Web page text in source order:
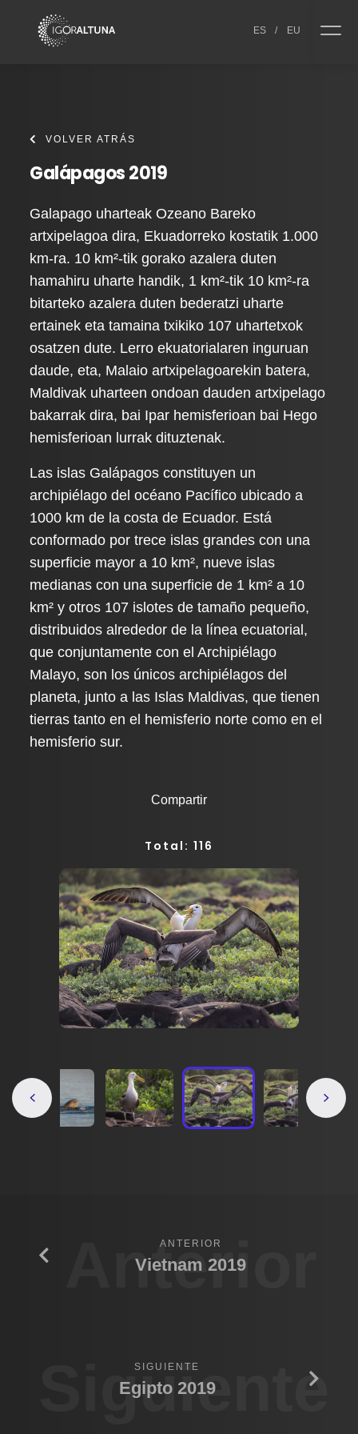
ES / EU
VOLVER ATRÁS
Galápagos 2019
Galapago uharteak Ozeano Bareko
artxipelagoa dira, Ekuadorreko kostatik 1.000
km-ra. 10 km²-tik gorako azalera duten
hamahiru uharte handik, 1 km²-tik 10 km²-ra
bitarteko azalera duten bederatzi uharte
ertainek eta tamaina txikiko 107 uhartetxok
osatzen dute. Lerro ekuatorialaren inguruan
daude, eta, Malaio artxipelagoarekin batera,
Maldivak uharteen ondoan dauden artxipelago
bakarrak dira, bai Ipar hemisferioan bai Hego
hemisferioan lurrak dituztenak.
Las islas Galápagos constituyen un
archipiélago del océano Pacífico ubicado a
1000 km de la costa de Ecuador. Está
conformado por trece islas grandes con una
superficie mayor a 10 km², nueve islas
medianas con una superficie de 1 km² a 10
km² y otros 107 islotes de tamaño pequeño,
distribuidos alrededor de la línea ecuatorial,
que conjuntamente con el Archipiélago
Malayo, son los únicos archipiélagos del
planeta, junto a las Islas Maldivas, que tienen
tierras tanto en el hemisferio norte como en el
hemisferio sur.
Compartir
Total: 116
Anterior
ANTERIOR
Vietnam 2019
Siguiente
SIGUIENTE
Egipto 2019